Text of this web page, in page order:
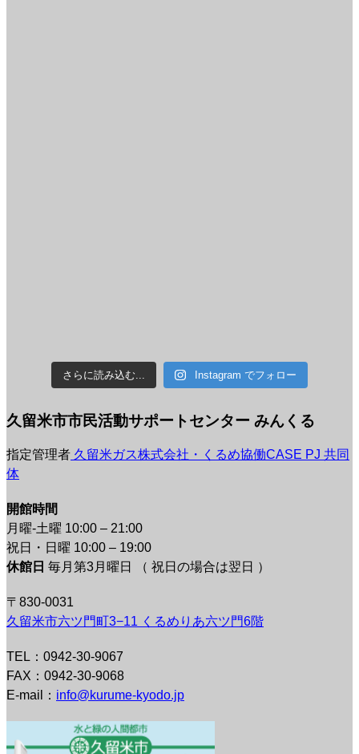
さらに読み込む... Instagram でフォロー
久留米市市民活動サポートセンター みんくる
指定管理者 久留米ガス株式会社・くるめ協働CASE PJ 共同
体
開館時間
月曜-土曜 10:00 – 21:00
祝日・日曜 10:00 – 19:00
休館日 毎月第3月曜日 （ 祝日の場合は翌日 ）
〒830-0031
久留米市六ツ門町3−11 くるめりあ六ツ門6階
TEL：0942-30-9067
FAX：0942-30-9068
E-mail： info@kurume-kyodo.jp